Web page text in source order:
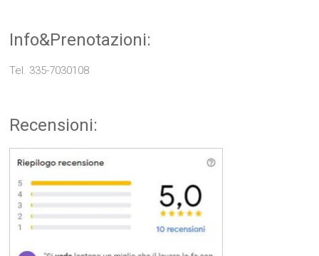
Info&Prenotazioni:
Tel. 335-7030108
Recensioni: